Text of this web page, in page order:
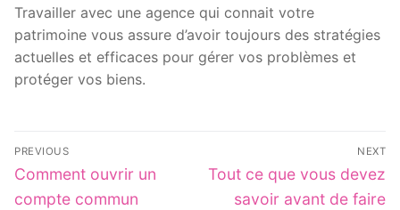
Travailler avec une agence qui connait votre
patrimoine vous assure d’avoir toujours des stratégies
actuelles et efficaces pour gérer vos problèmes et
protéger vos biens.
Post
navigation
PREVIOUS
Previous
post:
Comment ouvrir un
compte commun
NEXT
Next
post:
Tout ce que vous devez
savoir avant de faire